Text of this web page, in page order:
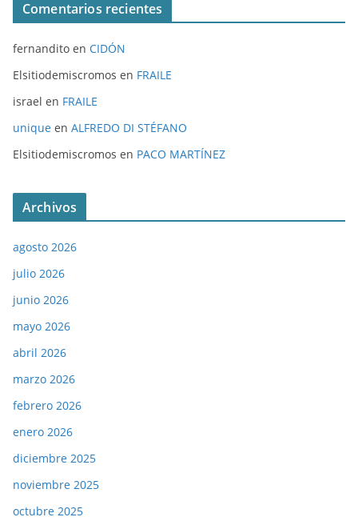
Comentarios recientes
fernandito en CIDÓN
Elsitiodemiscromos en FRAILE
israel en FRAILE
unique en ALFREDO DI STÉFANO
Elsitiodemiscromos en PACO MARTÍNEZ
Archivos
agosto 2026
julio 2026
junio 2026
mayo 2026
abril 2026
marzo 2026
febrero 2026
enero 2026
diciembre 2025
noviembre 2025
octubre 2025